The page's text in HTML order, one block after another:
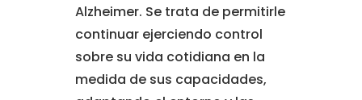
Alzheimer. Se trata de permitirle
continuar ejerciendo control
sobre su vida cotidiana en la
medida de sus capacidades,